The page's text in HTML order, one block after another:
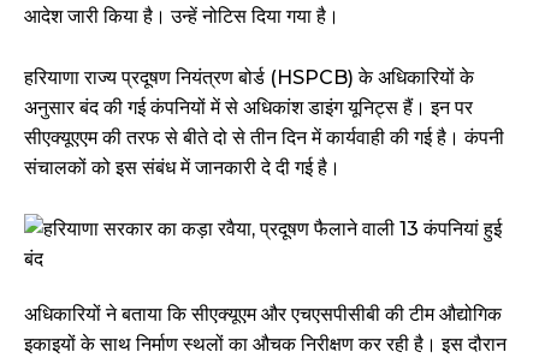
आदेश जारी किया है। उन्हें नोटिस दिया गया है।
हरियाणा राज्य प्रदूषण नियंत्रण बोर्ड (HSPCB) के अधिकारियों के
अनुसार बंद की गई कंपनियों में से अधिकांश डाइंग यूनिट्स हैं। इन पर
सीएक्यूएएम की तरफ से बीते दो से तीन दिन में कार्यवाही की गई है। कंपनी
संचालकों को इस संबंध में जानकारी दे दी गई है।
अधिकारियों ने बताया कि सीएक्यूएम और एचएसपीसीबी की टीम औद्योगिक
इकाइयों के साथ निर्माण स्थलों का औचक निरीक्षण कर रही है। इस दौरान